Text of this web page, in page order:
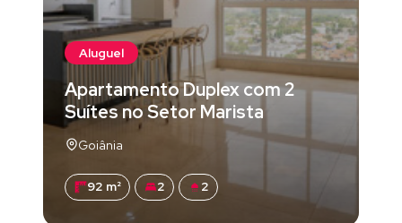
Aluguel
Apartamento Duplex com 2
Suítes no Setor Marista
Goiânia
92 m² 2 2